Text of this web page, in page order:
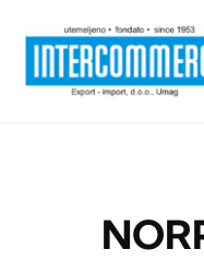
content